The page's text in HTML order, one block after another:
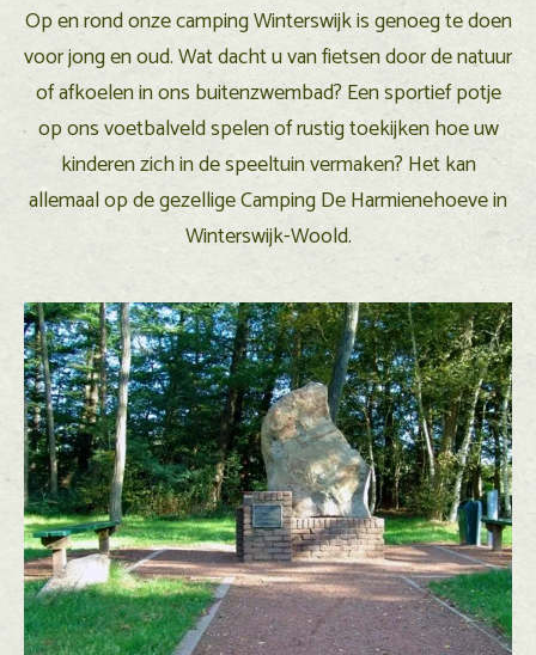
Op en rond onze camping Winterswijk is genoeg te doen
voor jong en oud. Wat dacht u van fietsen door de natuur
of afkoelen in ons buitenzwembad? Een sportief potje
op ons voetbalveld spelen of rustig toekijken hoe uw
kinderen zich in de speeltuin vermaken? Het kan
allemaal op de gezellige Camping De Harmienehoeve in
Winterswijk-Woold.